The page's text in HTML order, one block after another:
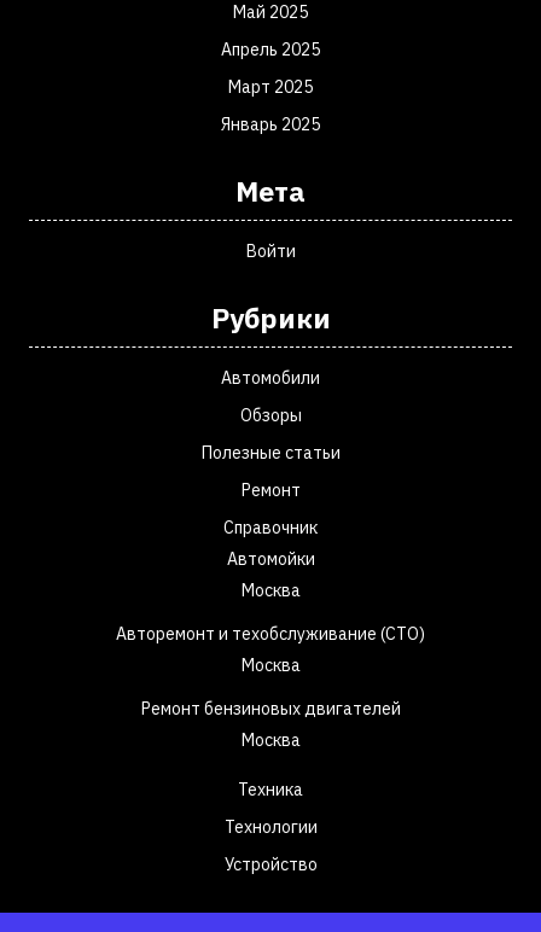
Май 2025
Апрель 2025
Март 2025
Январь 2025
Мета
Войти
Рубрики
Автомобили
Обзоры
Полезные статьи
Ремонт
Справочник
Автомойки
Москва
Авторемонт и техобслуживание (СТО)
Москва
Ремонт бензиновых двигателей
Москва
Техника
Технологии
Устройство